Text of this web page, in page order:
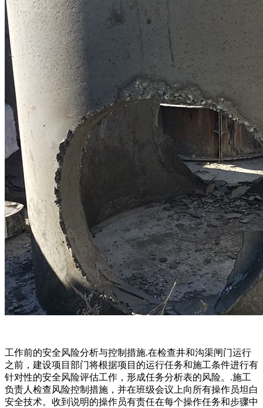
工作前的安全风险分析与控制措施.在检查井和沟渠闸门运行
之前，建设项目部门将根据项目的运行任务和施工条件进行有
针对性的安全风险评估工作，形成任务分析表的风险。.施工
负责人检查风险控制措施，并在班级会议上向所有操作员坦白
安全技术。收到说明的操作员有责任在每个操作任务和步骤中